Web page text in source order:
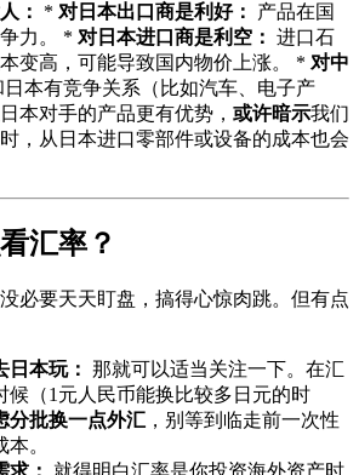
： * 对日本出口商是利好：
产品在国
力。 * 对日本进口商是利空： 进口石
变高，可能导致国内物价上涨。 * 对中
日本有竞争关系（比如汽车、电子产
本对手的产品更有优势， 或许暗示我们
，从日本进口零部件或设备的成本也会
汇率？
必要天天盯盘，搞得心惊肉跳。但有点
日本玩： 那就可以适当关注一下。在汇
候（1元人民币能换比较多日元的时
分批换一点外汇 ，别等到临走前一次性
。
求：
就得明白汇率是你投资海外资产时